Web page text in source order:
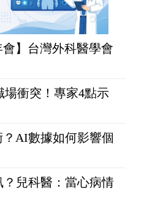
會】台灣外科醫學會
衝突！專家4點示
AI數據如何影響個
兒科醫：當心病情